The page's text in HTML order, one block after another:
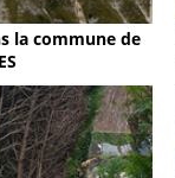
la commune de